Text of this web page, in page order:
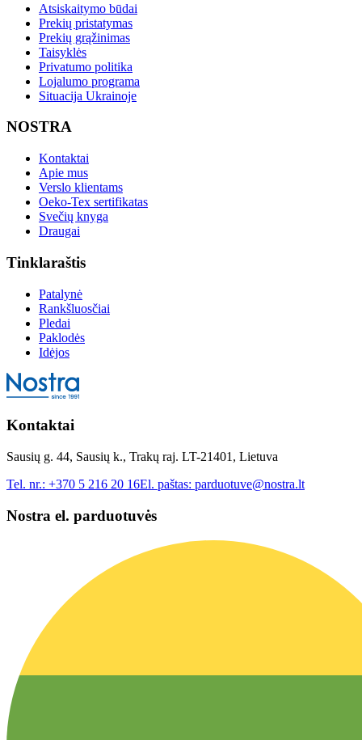
Atsiskaitymo būdai
Prekių pristatymas
Prekių grąžinimas
Taisyklės
Privatumo politika
Lojalumo programa
Situacija Ukrainoje
NOSTRA
Kontaktai
Apie mus
Verslo klientams
Oeko-Tex sertifikatas
Svečių knyga
Draugai
Tinklaraštis
Patalynė
Rankšluosčiai
Pledai
Paklodės
Idėjos
Kontaktai
Sausių g. 44, Sausių k., Trakų raj. LT-21401, Lietuva
Tel. nr.: +370 5 216 20 16El. paštas: parduotuve@nostra.lt
Nostra el. parduotuvės